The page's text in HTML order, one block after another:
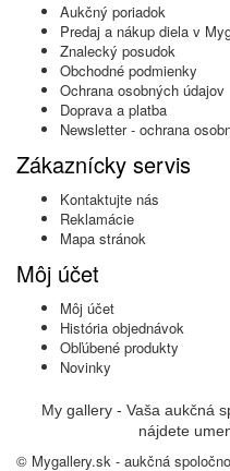
Aukčný poriadok
Predaj a nákup diela v
Znalecký posudok
Obchodné podmienky
Ochrana osobných údajov
Doprava a platba
Newsletter - ochrana
Zákaznícky servis
Kontaktujte nás
Reklamácie
Mapa stránok
Môj účet
Môj účet
História objednávok
Obľúbené produkty
Novinky
My gallery - Vaša aukčná
nájdete
© Mygallery.sk - aukčná